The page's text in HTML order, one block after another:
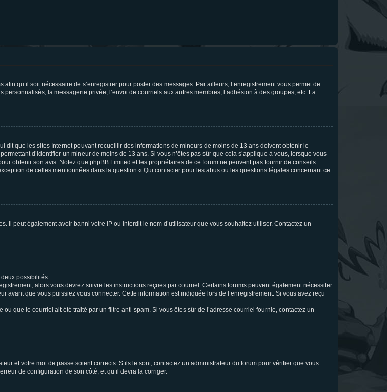
qu’il soit nécessaire de s’enregistrer pour poster des messages. Par ailleurs, l’enregistrement vous permet de
la messagerie privée, l’envoi de courriels aux autres membres, l’adhésion à des groupes, etc. La
dit que les sites Internet pouvant recueillir des informations de mineurs de moins de 13 ans doivent obtenir le
d’identifier un mineur de moins de 13 ans. Si vous n’êtes pas sûr que cela s’applique à vous, lorsque vous
obtenir son avis. Notez que phpBB Limited et les propriétaires de ce forum ne peuvent pas fournir de conseils
de celles mentionnées dans la question « Qui contacter pour les abus ou les questions légales concernant ce
Il peut également avoir banni votre IP ou interdit le nom d’utilisateur que vous souhaitez utiliser. Contactez un
deux possibilités :
alors vous devrez suivre les instructions reçues par courriel. Certains forums peuvent également nécessiter
que vous puissiez vous connecter. Cette information est indiquée lors de l’enregistrement. Si vous avez reçu
que le courriel ait été traité par un filtre anti-spam. Si vous êtes sûr de l’adresse courriel fournie, contactez un
et votre mot de passe soient corrects. S’ils le sont, contactez un administrateur du forum pour vérifier que vous
de configuration de son côté, et qu’il devra la corriger.